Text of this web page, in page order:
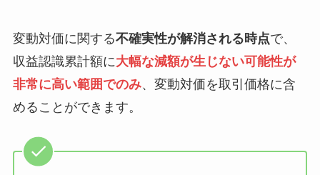
変動対価に関する不確実性が解消される時点で、
収益認識累計額に大幅な減額が生じない可能性が
非常に高い範囲でのみ、変動対価を取引価格に含
めることができます。